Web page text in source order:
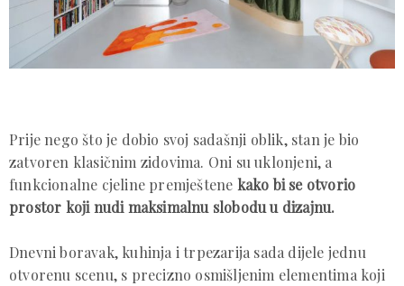
Prije nego što je dobio svoj sadašnji oblik, stan je bio
zatvoren klasičnim zidovima. Oni su uklonjeni, a
funkcionalne cjeline premještene kako bi se otvorio
prostor koji nudi maksimalnu slobodu u dizajnu.
Dnevni boravak, kuhinja i trpezarija sada dijele jednu
otvorenu scenu, s precizno osmišljenim elementima koji